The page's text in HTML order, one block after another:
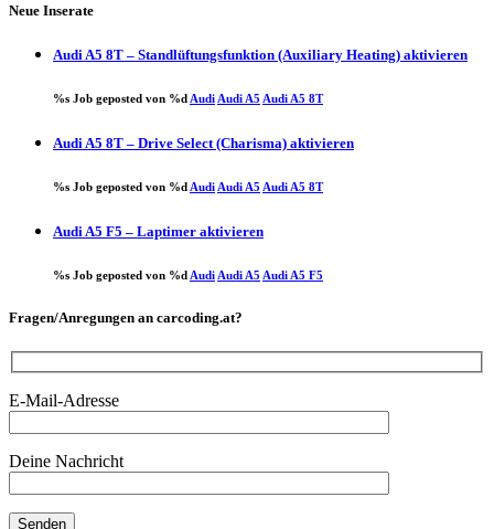
Neue Inserate
Audi A5 8T – Standlüftungsfunktion (Auxiliary Heating) aktivieren
%s Job geposted von %d Audi Audi A5 Audi A5 8T
Audi A5 8T – Drive Select (Charisma) aktivieren
%s Job geposted von %d Audi Audi A5 Audi A5 8T
Audi A5 F5 – Laptimer aktivieren
%s Job geposted von %d Audi Audi A5 Audi A5 F5
Fragen/Anregungen an carcoding.at?
E-Mail-Adresse
Deine Nachricht